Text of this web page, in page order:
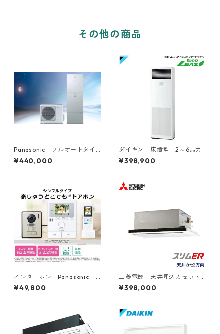
その他の商品
Panasonic フルオートタイ
プ 工事費込み 補助金対象
機種
¥440,000
ダイキン 床置型 2～6馬力
¥398,900
インターホン Panasonic
親機子機２台
¥49,800
三菱電機 天井埋込カセット
型2方向 2～6馬力
¥398,000